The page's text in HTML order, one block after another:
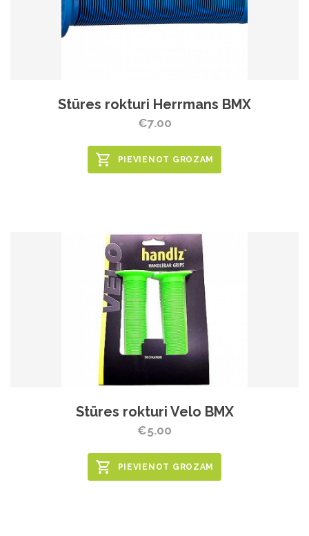
Stūres rokturi Herrmans BMX
€7.00
PIEVIENOT GROZAM
Stūres rokturi Velo BMX
€5.00
PIEVIENOT GROZAM